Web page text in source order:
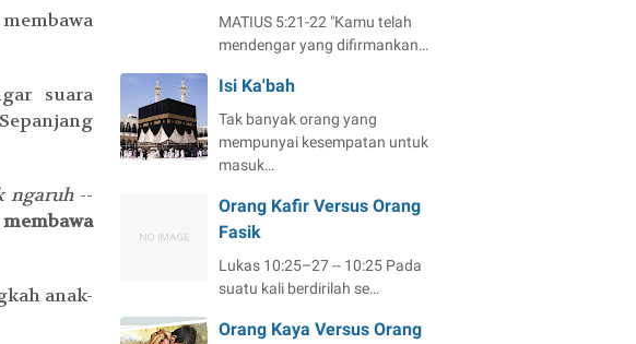
suara
ngaruh --
anak-
MATIUS 5:21-22 "Kamu telah
mendengar yang difirmankan…
Isi Ka'bah
Tak banyak orang yang
mempunyai kesempatan untuk
masuk…
Orang Kafir Versus Orang
Fasik
Lukas 10:25–27 -- 10:25 Pada
suatu kali berdirilah se…
Orang Kaya Versus Orang